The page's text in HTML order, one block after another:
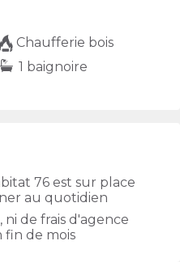
Chaufferie bois
1 baignoire
76 est sur place
au quotidien
ni de frais d'agence
fin de mois